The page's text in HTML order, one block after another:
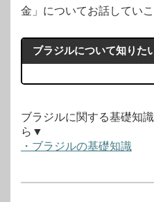
金」についてお話していこ
ブラジルについて知りた
ブラジルに関する基礎知
ら▼
・ブラジルの基礎知識